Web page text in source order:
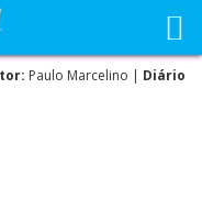
Paulo Marcelino | Diário